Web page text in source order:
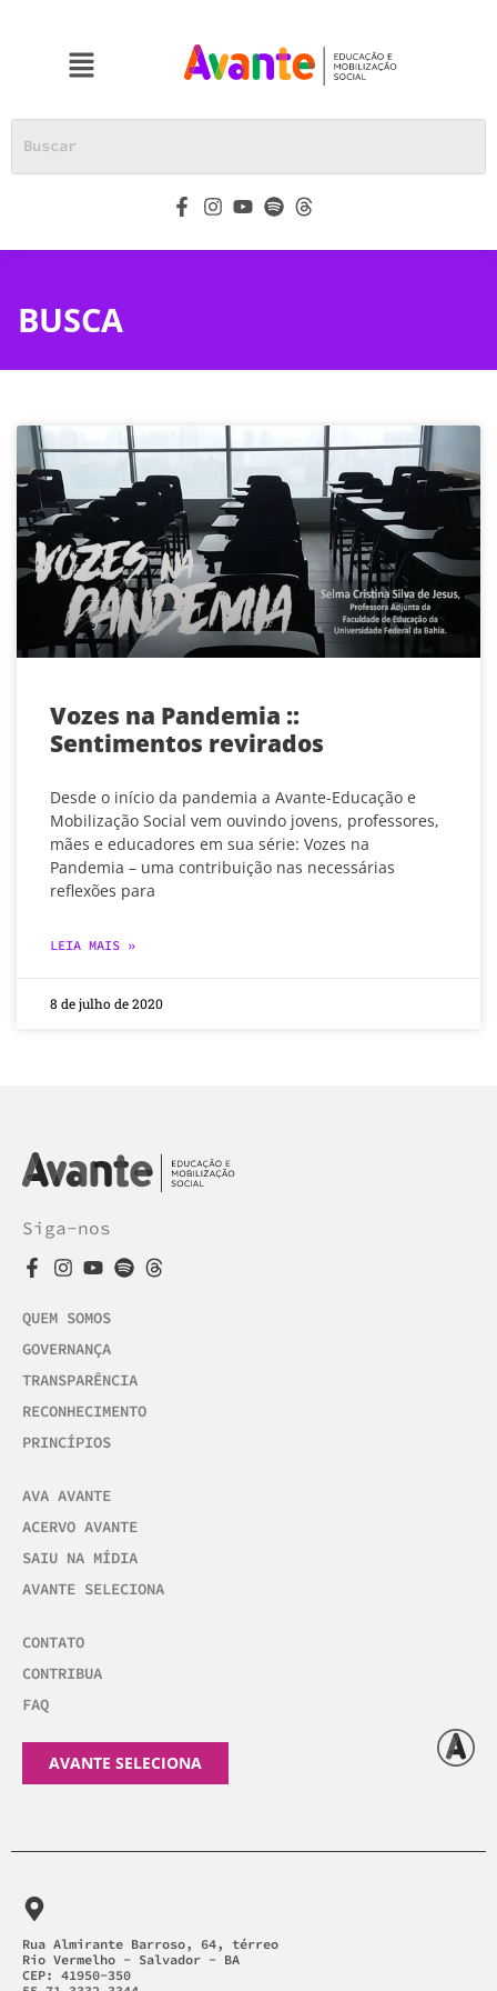
BUSCA
Vozes na Pandemia ::
Sentimentos revirados
Desde o início da pandemia a Avante-Educação e
Mobilização Social vem ouvindo jovens, professores,
mães e educadores em sua série: Vozes na
Pandemia – uma contribuição nas necessárias
reflexões para
LEIA MAIS »
8 de julho de 2020
Siga-nos
QUEM SOMOS
GOVERNANÇA
TRANSPARÊNCIA
RECONHECIMENTO
PRINCÍPIOS
AVA AVANTE
ACERVO AVANTE
SAIU NA MÍDIA
AVANTE SELECIONA
CONTATO
CONTRIBUA
FAQ
AVANTE SELECIONA
Rua Almirante Barroso, 64, térreo
Rio Vermelho - Salvador - BA
CEP: 41950-350